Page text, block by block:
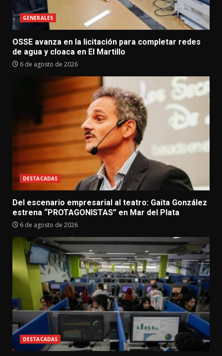
GENERALES
OSSE avanza en la licitación para completar redes
de agua y cloaca en El Martillo
6 de agosto de 2026
DESTACADAS
Del escenario empresarial al teatro: Gaita González
estrena “PROTAGONISTAS” en Mar del Plata
6 de agosto de 2026
DESTACADAS